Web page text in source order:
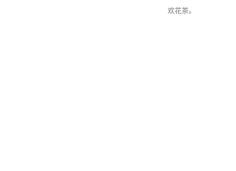
欢花茶。